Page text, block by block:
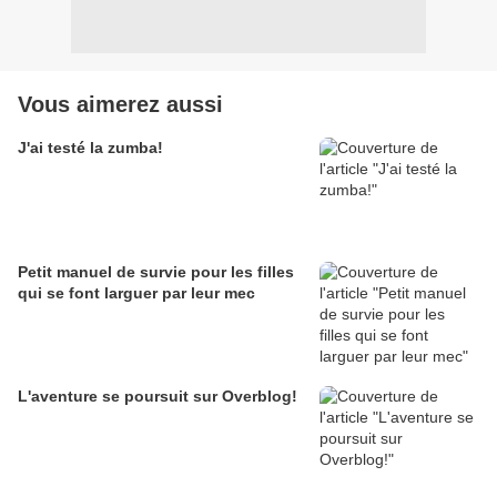
Vous aimerez aussi
J'ai testé la zumba!
Petit manuel de survie pour les filles
qui se font larguer par leur mec
L'aventure se poursuit sur Overblog!